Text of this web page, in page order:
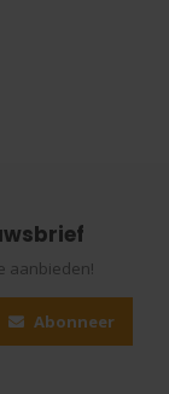
aanbieden!
Abonneer